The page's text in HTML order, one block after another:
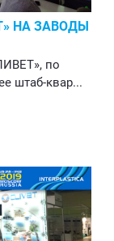
НА ЗАВОДЫ
по
штаб-квар...